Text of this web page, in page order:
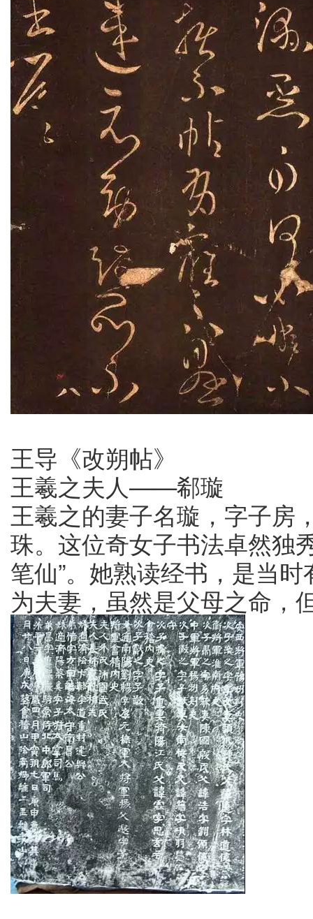
王导《改朔帖》
王羲之夫人——郗璇
王羲之的妻子名璇，字子房
珠。这位奇女子书法卓然独
笔仙”。她熟读经书，是当
为夫妻，虽然是父母之命，